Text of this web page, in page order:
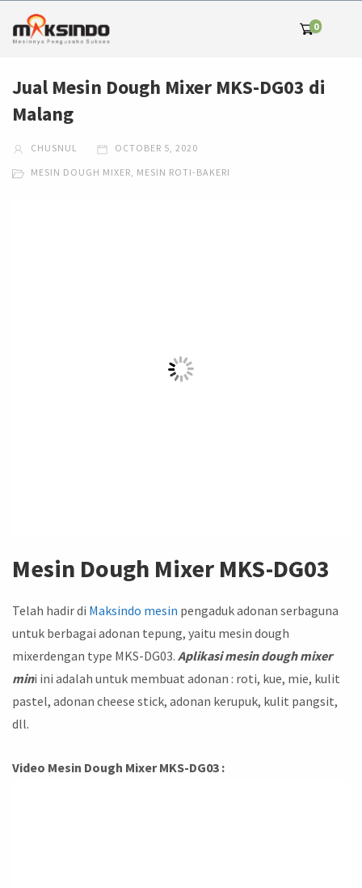
0
Jual Mesin Dough Mixer MKS-DG03 di
Malang
CHUSNUL OCTOBER 5, 2020
MESIN DOUGH MIXER, MESIN ROTI-BAKERI
Mesin Dough Mixer MKS-DG03
Telah hadir di Maksindo mesin pengaduk adonan serbaguna
untuk berbagai adonan tepung, yaitu mesin dough
mixerdengan type MKS-DG03. Aplikasi mesin dough mixer
mini ini adalah untuk membuat adonan : roti, kue, mie, kulit
pastel, adonan cheese stick, adonan kerupuk, kulit pangsit,
dll.
Video Mesin Dough Mixer MKS-DG03 :